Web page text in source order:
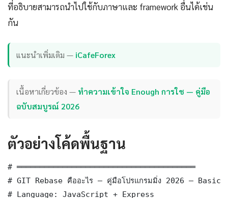
ที่อธิบายสามารถนำไปใช้กับภาษาและ framework อื่นได้เช่น
กัน
แนะนำเพิ่มเติม — iCafeForex
เนื้อหาเกี่ยวข้อง — ทำความเข้าใจ Enough การใช — คู่มือ
ฉบับสมบูรณ์ 2026
ตัวอย่างโค้ดพื้นฐาน
# ═══════════════════════════════════════
# GIT Rebase คืออะไร — คู่มือโปรแกรมมิ่ง 2026 — Basic
# Language: JavaScript + Express